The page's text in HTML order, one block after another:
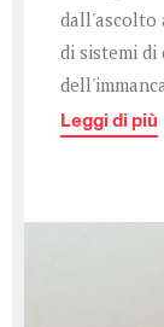
dall'ascolto
di sistemi
Leggi di più